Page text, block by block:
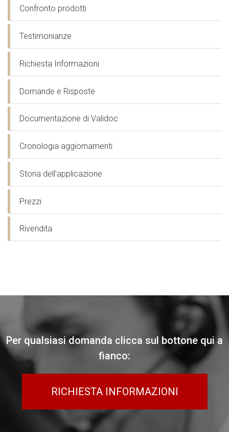
Confronto prodotti
Testimonianze
Richiesta Informazioni
Domande e Risposte
Documentazione di Validoc
Cronologia aggiornamenti
Storia dell’applicazione
Prezzi
Rivendita
Per qualsiasi domanda clicca sul bottone qui a
fianco:
RICHIESTA INFORMAZIONI